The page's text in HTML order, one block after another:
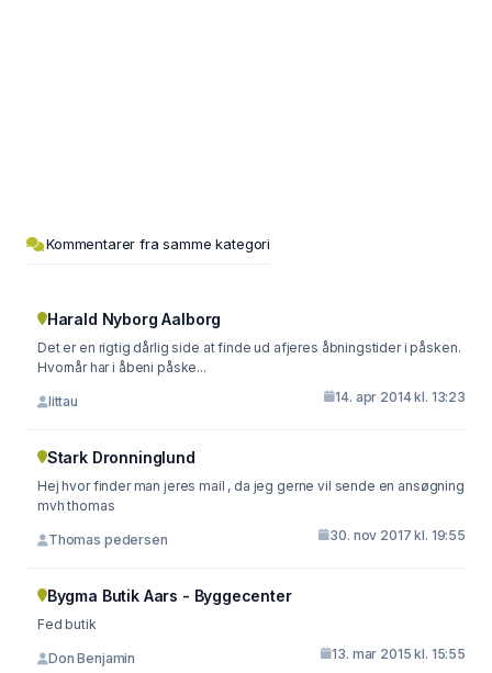
Kommentarer fra samme kategori
Harald Nyborg Aalborg
Det er en rigtig dårlig side at finde ud afjeres åbningstider i påsken.
Hvornår har i åbeni påske...
littau 14. apr 2014 kl. 13:23
Stark Dronninglund
Hej hvor finder man jeres mail , da jeg gerne vil sende en ansøgning
mvh thomas
Thomas pedersen 30. nov 2017 kl. 19:55
Bygma Butik Aars - Byggecenter
Fed butik
Don Benjamin 13. mar 2015 kl. 15:55